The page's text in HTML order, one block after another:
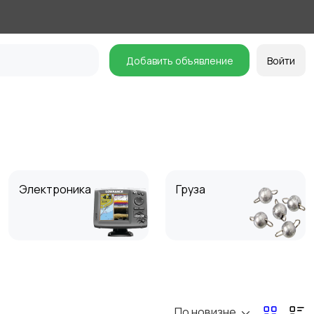
Добавить объявление Войти
Электроника Груза